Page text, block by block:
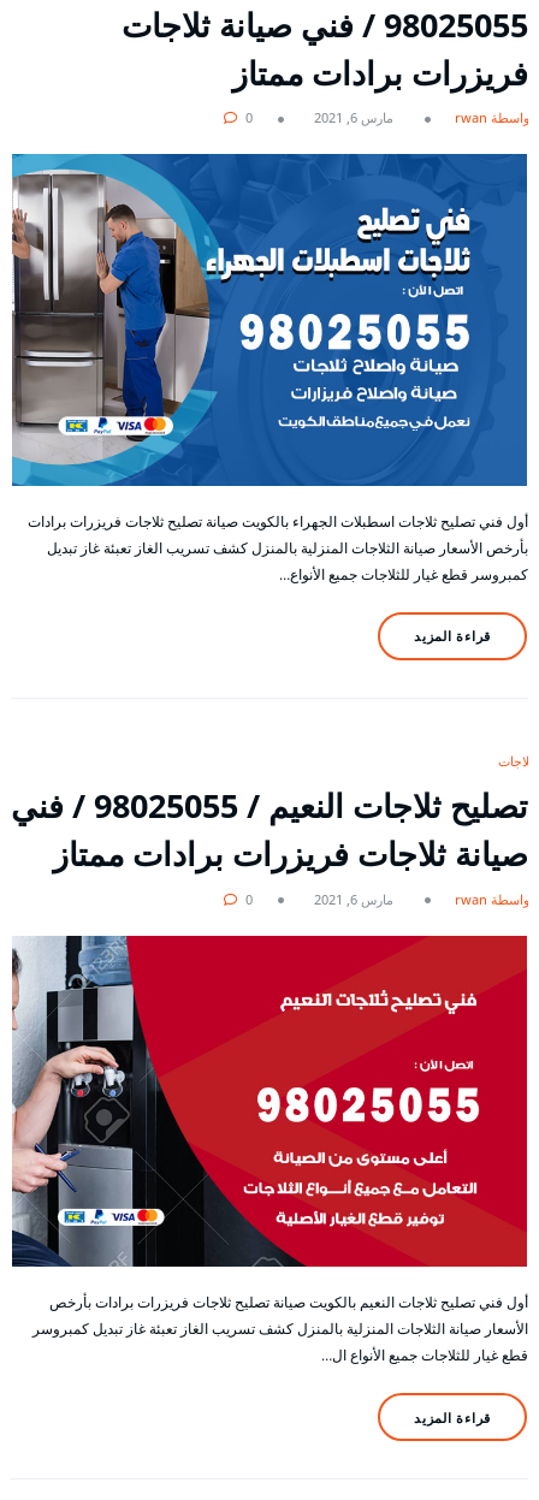
98025055 / فني صيانة ثلاجات
فريزرات برادات ممتاز
بواسطة rwan مارس 6, 2021 0
أول فني تصليح ثلاجات اسطبلات الجهراء بالكويت صيانة تصليح ثلاجات فريزرات برادات
بأرخص الأسعار صيانة الثلاجات المنزلية بالمنزل كشف تسريب الغاز تعبئة غاز تبديل
كمبروسر قطع غيار للثلاجات جميع الأنواع…
قراءة المزيد
ثلاجات
تصليح ثلاجات النعيم / 98025055 / فني
صيانة ثلاجات فريزرات برادات ممتاز
بواسطة rwan مارس 6, 2021 0
أول فني تصليح ثلاجات النعيم بالكويت صيانة تصليح ثلاجات فريزرات برادات بأرخص
الأسعار صيانة الثلاجات المنزلية بالمنزل كشف تسريب الغاز تعبئة غاز تبديل كمبروسر
قطع غيار للثلاجات جميع الأنواع ال…
قراءة المزيد